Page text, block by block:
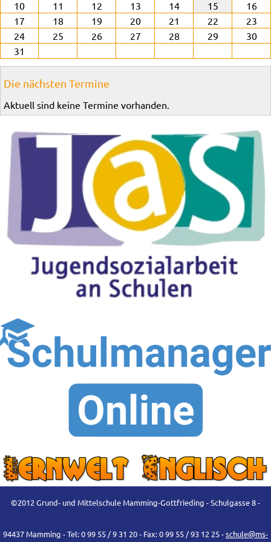
10
11 12 13 14 15
16
17
18 19 20 21 22
23
24
25 26 27 28 29
30
31
Die nächsten Termine
Aktuell sind keine Termine vorhanden.
©2012 Grund- und Mittelschule Mamming-Gottfrieding - Schulgasse 8 -
94437 Mamming - Tel: 0 99 55 / 9 31 20 - Fax: 0 99 55 / 93 12 25 -schule@ms-